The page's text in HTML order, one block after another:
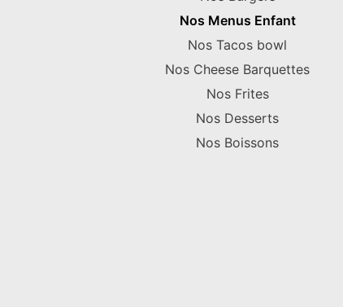
Nos Menus Enfant
Nos Tacos bowl
Nos Cheese Barquettes
Nos Frites
Nos Desserts
Nos Boissons